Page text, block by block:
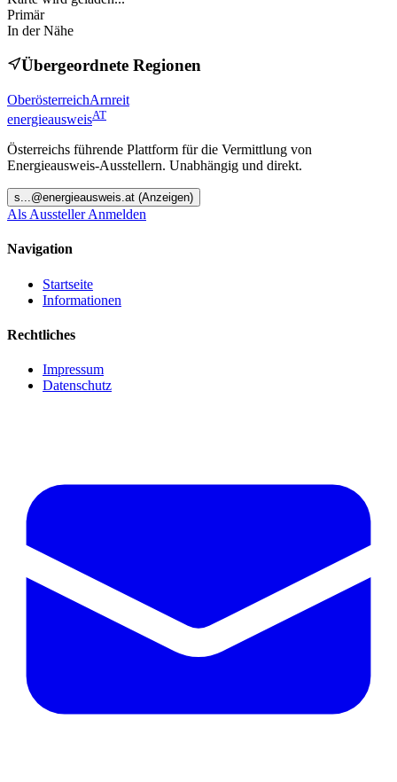
Primär
In der Nähe
Übergeordnete Regionen
OberösterreichArnreit
energieausweisAT
Österreichs führende Plattform für die Vermittlung von
Energieausweis-Ausstellern. Unabhängig und direkt.
s ...@energieausweis.at (Anzeigen)
Als Aussteller Anmelden
Navigation
Startseite
Informationen
Rechtliches
Impressum
Datenschutz